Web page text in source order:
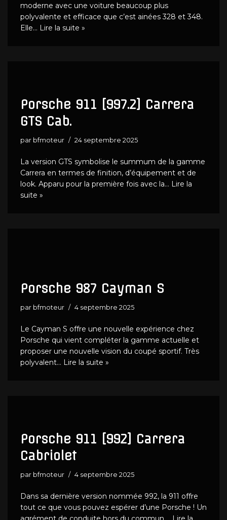
moderne avec une voiture beaucoup plus
polyvalente et efficace que c’est ainées 328 et 348.
Elle… Lire la suite »
Porsche 911 [997.2] Carrera
GTS Cab.
par bfmoteur 24 septembre 2025
La version GTS symbolise le summum de la gamme
Carrera en termes de finition, d’équipement et de
look. Apparu pour la première fois avec la… Lire la
suite »
Porsche 987 Cayman S
par bfmoteur 4 septembre 2025
Le Cayman S offre une nouvelle expérience chez
Porsche qui vient compléter la gamme actuelle et
proposer une nouvelle vision du coupé sportif. Très
polyvalent… Lire la suite »
Porsche 911 [992] Carrera
Cabriolet
par bfmoteur 4 septembre 2025
Dans sa dernière version nommée 992, la 911 offre
tout ce que vous pouvez espérer d’une Porsche ! Un